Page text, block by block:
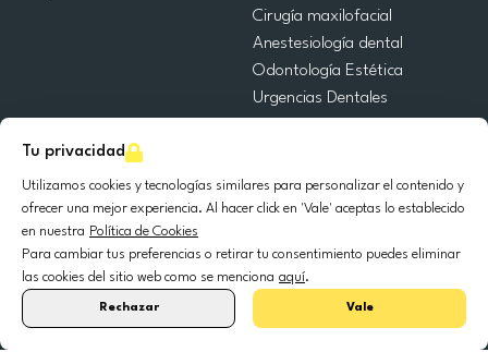
Tu privacidad
Utilizamos cookies y tecnologías similares para personalizar el contenido y
ofrecer una mejor experiencia. Al hacer click en 'Vale' aceptas lo establecido
en nuestra Política de Cookies
Para cambiar tus preferencias o retirar tu consentimiento puedes eliminar
las cookies del sitio web como se menciona aquí.
Rechazar Vale
Cirugía maxilofacial
Anestesiología dental
Odontología Estética
Urgencias Dentales
Cirugía Oral
Implantología dental
© 2025 DocDental. Todos los derechos reservados.
United
España Polska